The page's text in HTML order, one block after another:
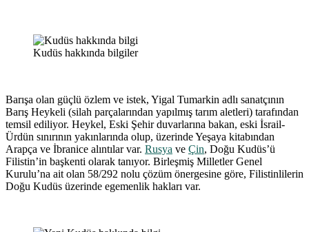
Kudüs hakkında bilgiler
Barışa olan güçlü özlem ve istek, Yigal Tumarkin adlı sanatçının
Barış Heykeli (silah parçalarından yapılmış tarım aletleri) tarafından
temsil ediliyor. Heykel, Eski Şehir duvarlarına bakan, eski İsrail-
Ürdün sınırının yakınlarında olup, üzerinde Yeşaya kitabından
Arapça ve İbranice alıntılar var. Rusya ve Çin, Doğu Kudüs’ü
Filistin’in başkenti olarak tanıyor. Birleşmiş Milletler Genel
Kurulu’na ait olan 58/292 nolu çözüm önergesine göre, Filistinlilerin
Doğu Kudüs üzerinde egemenlik hakları var.